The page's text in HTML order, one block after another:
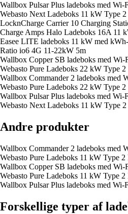
Wallbox Pulsar Plus ladeboks med
Webasto Next Ladeboks 11 kW Type
LocknCharge Carrier 10 Charging
Charge Amps Halo Ladeboks 16A 11
Easee LITE ladeboks 11 kW med
Ratio io6 4G 11-22kW 5m
Wallbox Copper SB ladeboks med
Webasto Pure Ladeboks 22 kW Type
Wallbox Commander 2 ladeboks med
Webasto Pure Ladeboks 22 kW Type
Wallbox Pulsar Plus ladeboks med
Webasto Next Ladeboks 11 kW Type
Andre produkter
Wallbox Commander 2 ladeboks med
Webasto Pure Ladeboks 11 kW Type
Wallbox Copper SB ladeboks med
Webasto Pure Ladeboks 11 kW Type
Wallbox Pulsar Plus ladeboks med
Forskellige typer af